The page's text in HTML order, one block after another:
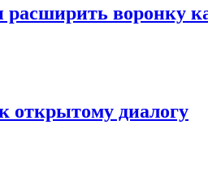
воронку
открытому диалогу